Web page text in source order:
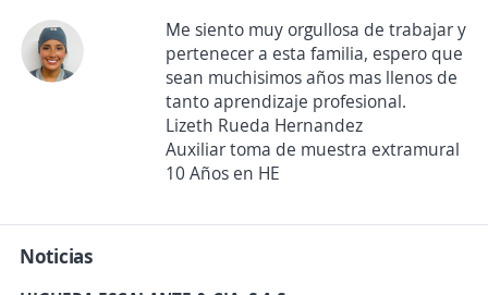
Me siento muy orgullosa de trabajar y
pertenecer a esta familia, espero que
sean muchisimos años mas llenos de
tanto aprendizaje profesional.
Lizeth Rueda Hernandez
Auxiliar toma de muestra extramural
10 Años en HE
Noticias